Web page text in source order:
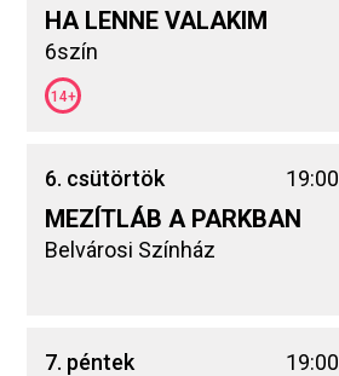
HA LENNE VALAKIM
6szín
14+
6. csütörtök 19:00
MEZÍTLÁB A PARKBAN
Belvárosi Színház
7. péntek 19:00